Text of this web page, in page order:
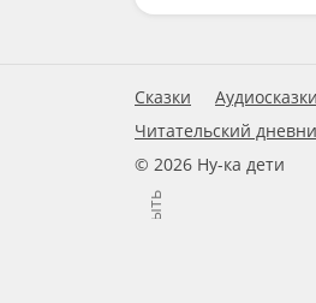
Сказки Аудиосказки
Читательский
© 2026 Ну-ка дети
Закрыть